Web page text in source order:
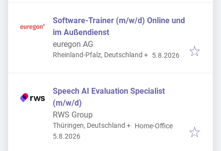
Software-Trainer (m/w/d) Online und
im Außendienst
euregon AG
Rheinland-Pfalz, Deutschland + Veröffentlicht:
5.8.2026
Speech AI Evaluation Specialist
(m/w/d)
RWS Group
Thüringen, Deutschland + Home-Office
Veröffentlicht
5.8.2026